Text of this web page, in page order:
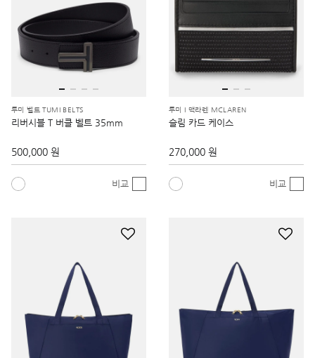
투미 벨트 TUMI BELTS
리버시블 T 버클 벨트 35mm
500,000 원
비교
투미 I 맥라렌 MCLAREN
슬림 카드 케이스
270,000 원
비교